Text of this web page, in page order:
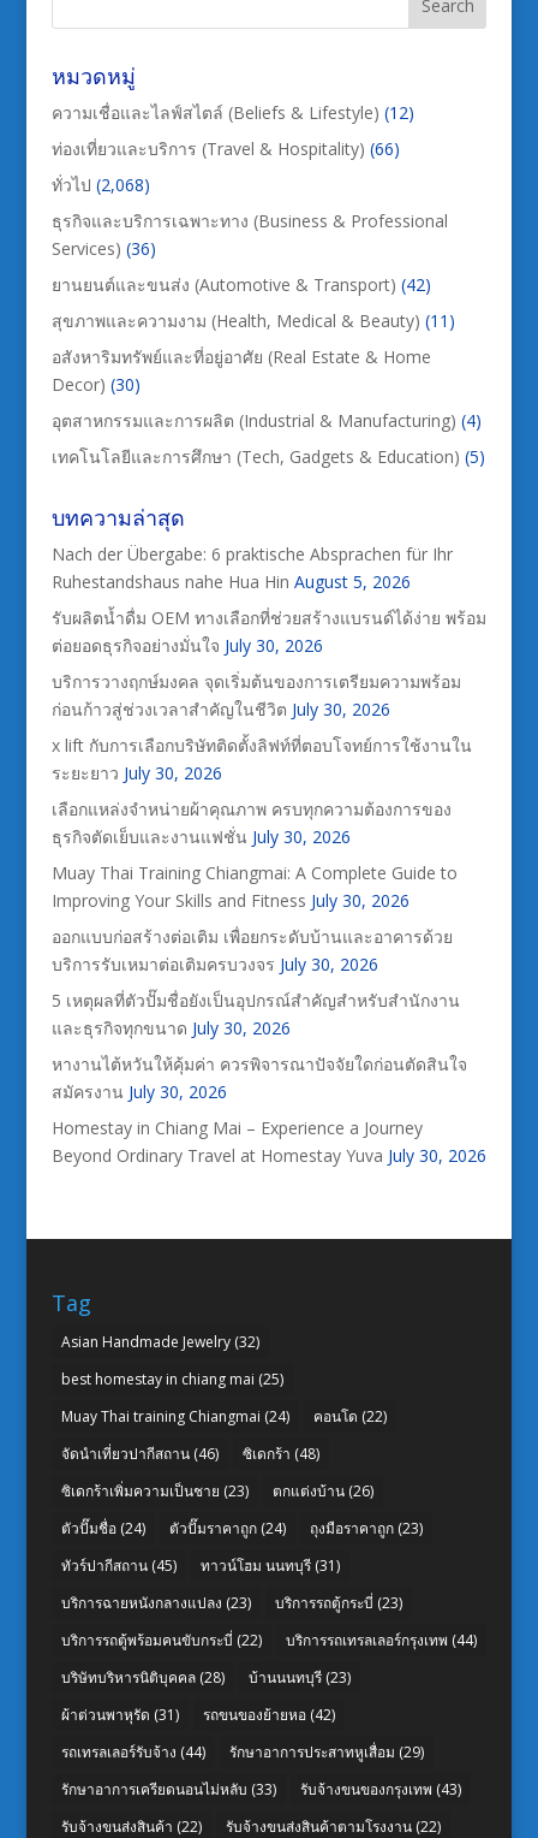
หมวดหมู่
ความเชื่อและไลฟ์สไตล์ (Beliefs & Lifestyle) (12)
ท่องเที่ยวและบริการ (Travel & Hospitality) (66)
ทั่วไป (2,068)
ธุรกิจและบริการเฉพาะทาง (Business & Professional
Services) (36)
ยานยนต์และขนส่ง (Automotive & Transport) (42)
สุขภาพและความงาม (Health, Medical & Beauty) (11)
อสังหาริมทรัพย์และที่อยู่อาศัย (Real Estate & Home
Decor) (30)
อุตสาหกรรมและการผลิต (Industrial & Manufacturing) (4)
เทคโนโลยีและการศึกษา (Tech, Gadgets & Education) (5)
บทความล่าสุด
Nach der Übergabe: 6 praktische Absprachen für Ihr
Ruhestandshaus nahe Hua Hin August 5, 2026
รับผลิตน้ำดื่ม OEM ทางเลือกที่ช่วยสร้างแบรนด์ได้ง่าย พร้อม
ต่อยอดธุรกิจอย่างมั่นใจ July 30, 2026
บริการวางฤกษ์มงคล จุดเริ่มต้นของการเตรียมความพร้อม
ก่อนก้าวสู่ช่วงเวลาสำคัญในชีวิต July 30, 2026
x lift กับการเลือกบริษัทติดตั้งลิฟท์ที่ตอบโจทย์การใช้งานใน
ระยะยาว July 30, 2026
เลือกแหล่งจำหน่ายผ้าคุณภาพ ครบทุกความต้องการของ
ธุรกิจตัดเย็บและงานแฟชั่น July 30, 2026
Muay Thai Training Chiangmai: A Complete Guide to
Improving Your Skills and Fitness July 30, 2026
ออกแบบก่อสร้างต่อเติม เพื่อยกระดับบ้านและอาคารด้วย
บริการรับเหมาต่อเติมครบวงจร July 30, 2026
5 เหตุผลที่ตัวปั๊มชื่อยังเป็นอุปกรณ์สำคัญสำหรับสำนักงาน
และธุรกิจทุกขนาด July 30, 2026
หางานไต้หวันให้คุ้มค่า ควรพิจารณาปัจจัยใดก่อนตัดสินใจ
สมัครงาน July 30, 2026
Homestay in Chiang Mai – Experience a Journey
Beyond Ordinary Travel at Homestay Yuva July 30, 2026
Tag
Asian Handmade Jewelry(32)
best homestay in chiang mai (25)
Muay Thai training Chiangmai (24) คอนโด (22)
จัดนำเที่ยวปากีสถาน(46) ซิเดกร้า (48)
ซิเดกร้าเพิ่มความเป็นชาย (23) ตกแต่งบ้าน(26)
ตัวปั๊มชื่อ(24) ตัวปั๊มราคาถูก(24) ถุงมือราคาถูก(23)
ทัวร์ปากีสถาน(45) ทาวน์โฮม นนทบุรี(31)
บริการฉายหนังกลางแปลง (23) บริการรถตู้กระบี่ (23)
บริการรถตู้พร้อมคนขับกระบี่ (22) บริการรถเทรลเลอร์กรุงเทพ (44)
บริษัทบริหารนิติบุคคล(28) บ้านนนทบุรี(23)
ผ้าต่วนพาหุรัด (31) รถขนของย้ายหอ(42)
รถเทรลเลอร์รับจ้าง (44) รักษาอาการประสาทหูเสื่อม (29)
รักษาอาการเครียดนอนไม่หลับ (33) รับจ้างขนของกรุงเทพ (43)
รับจ้างขนส่งสินค้า (22) รับจ้างขนส่งสินค้าตามโรงงาน(22)